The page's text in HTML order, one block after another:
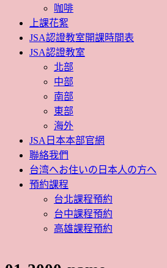
咖啡
上課花絮
JSA認證教室開課時間表
JSA認證教室
北部
中部
南部
東部
海外
JSA日本本部官網
聯絡我們
台湾へお住いの日本人の方へ
預約課程
台北課程預約
台中課程預約
高雄課程預約